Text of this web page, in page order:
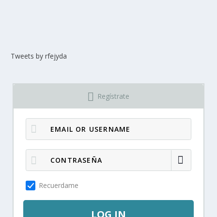
Tweets by rfejyda
Regístrate
Recuerdame
LOG IN